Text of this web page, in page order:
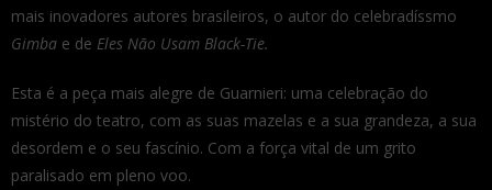
mais inovadores autores brasileiros, o autor do celebradíssmo
Gimba e de Eles Não Usam Black-Tie.
Esta é a peça mais alegre de Guarnieri: uma celebração do
mistério do teatro, com as suas mazelas e a sua grandeza, a sua
desordem e o seu fascínio. Com a força vital de um grito
paralisado em pleno voo.